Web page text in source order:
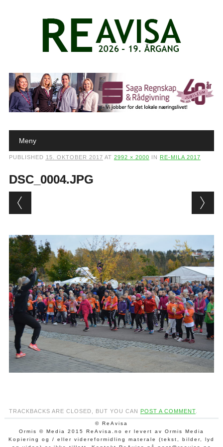
Main menu
Meny
PUBLISHED 15. OKTOBER 2017 AT 2992 × 2000 IN RE-MILA 2017
DSC_0004.JPG
TRACKBACKS ARE CLOSED, BUT YOU CAN POST A COMMENT.
© ReAvisa
Ormis © Media 2015 ReAvisa.no er levert av Ormis Media
Kopiering og / eller videreformidling materale (tekst, bilder, lyd